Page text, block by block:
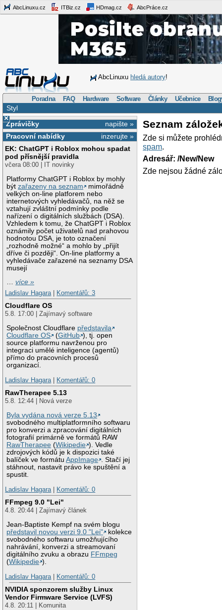
AbcLinuxu.cz ITBiz.cz HDmag.cz AbcPráce.cz
AbcLinuxu hledá autory!
Poradna FAQ Hardware Software Články Učebnice
Styl
×
napište »
Zprávičky
inzerujte »
Pracovní nabídky
EK: ChatGPT i Roblox mohou spadat
pod přísnější pravidla
včera 08:00 | IT novinky
Platformy ChatGPT i Roblox by mohly
býtzařazeny na seznam
mimořádně
velkých on-line platforem nebo
internetových vyhledávačů, na něž se
vztahují zvláštní podmínky podle
nařízení o digitálních službách (DSA).
Vzhledem k tomu, že ChatGPT i Roblox
oznámily počet uživatelů nad prahovou
hodnotou DSA, je toto označení
„rozhodně možné“ a mohlo by „přijít
dříve či později“. On-line platformy a
vyhledávače zařazené na seznamy DSA
musejí
…více »
Ladislav Hagara
Komentářů: 3
Cloudflare OS
5.8. 17:00 | Zajímavý software
Společnost Cloudflare představila
Cloudflare OS
(GitHub ), tj. open
source platformu navrženou pro
integraci umělé inteligence (agentů)
přímo do pracovních procesů
organizací.
Ladislav Hagara
Komentářů: 0
RawTherapee 5.13
5.8. 12:44 | Nová verze
Byla vydána nová verze 5.13
svobodného multiplatformního softwaru
pro konverzi a zpracování digitálních
fotografií primárně ve formátů RAW
RawTherapee (Wikipedie ). Vedle
zdrojových kódů je k dispozici také
balíček ve formátuAppImage . Stačí jej
stáhnout, nastavit právo ke spuštění a
spustit.
Ladislav Hagara
Komentářů: 0
FFmpeg 9.0 "Lei"
4.8. 20:44 | Zajímavý článek
Jean-Baptiste Kempf na svém blogu
představil novou verzi 9.0 "Lei"
kolekce
svobodného softwaru umožňujícího
nahrávání, konverzi a streamovaní
digitálního zvuku a obrazu FFmpeg
(Wikipedie ).
Ladislav Hagara
Komentářů: 0
NVIDIA sponzorem služby Linux
Vendor Firmware Service (LVFS)
4.8. 20:11 | Komunita
Seznam
Zde si můžete
spam.
Adresář: /New/New
Zde nejsou žádné